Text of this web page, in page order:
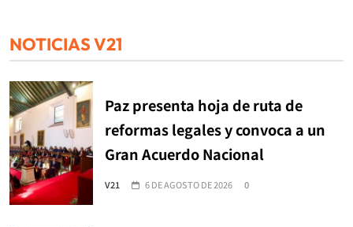
NOTICIAS V21
Paz presenta hoja de ruta de
reformas legales y convoca a un
Gran Acuerdo Nacional
V21 6 DE AGOSTO DE 2026 0